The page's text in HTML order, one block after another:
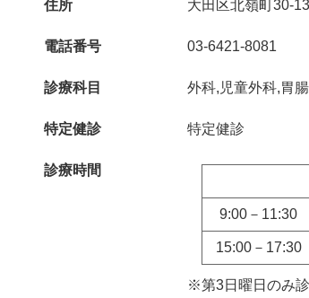
住所 大田区北嶺町
電話番号 03-6421-8081
診療科目 外科,児童外科,胃
特定健診 特定健診
診療時間
9:00－11:30
15:00－17:30
※第3日曜日のみ